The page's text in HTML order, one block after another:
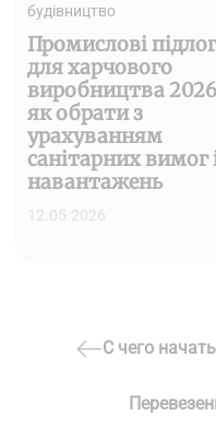
будівництво
Промислові
для харчового
виробництва
як обрати з
урахуванням
санітарних вимог
навантажень
12.05.2026
Навігація
записів
С чего